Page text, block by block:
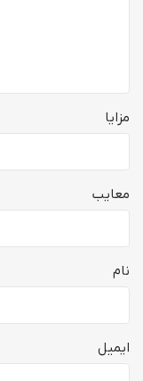
مزایا
معایب
نام
ایمیل